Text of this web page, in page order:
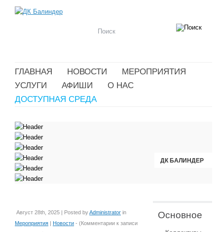
ГЛАВНАЯ НОВОСТИ
МЕРОПРИЯТИЯ
УСЛУГИ
АФИШИ
О НАС
ДОСТУПНАЯ СРЕДА
ДК БАЛИНДЕР
ДК БАЛИНДЕР
ДК БАЛИНДЕР
ДК БАЛИНДЕР
ДК БАЛИНДЕР
ДК БАЛИНДЕР
Август 28th, 2025 | Posted byAdministrator in
Мероприятия | Новости - (Комментарии к записи
Основное